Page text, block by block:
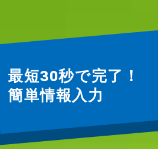
最短30秒で完了！
簡単情報入力